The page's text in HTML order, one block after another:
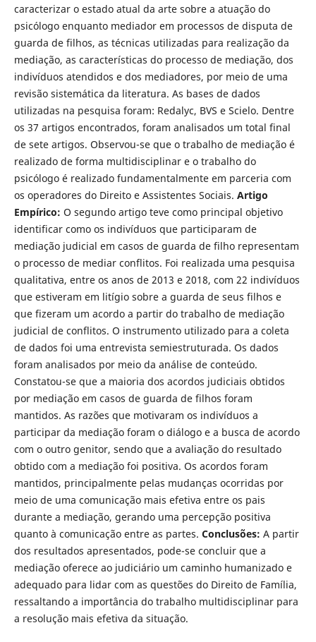
caracterizar o estado atual da arte sobre a atuação do
psicólogo enquanto mediador em processos de disputa de
guarda de filhos, as técnicas utilizadas para realização da
mediação, as características do processo de mediação, dos
indivíduos atendidos e dos mediadores, por meio de uma
revisão sistemática da literatura. As bases de dados
utilizadas na pesquisa foram: Redalyc, BVS e Scielo. Dentre
os 37 artigos encontrados, foram analisados um total final
de sete artigos. Observou-se que o trabalho de mediação é
realizado de forma multidisciplinar e o trabalho do
psicólogo é realizado fundamentalmente em parceria com
os operadores do Direito e Assistentes Sociais. Artigo
Empírico: O segundo artigo teve como principal objetivo
identificar como os indivíduos que participaram de
mediação judicial em casos de guarda de filho representam
o processo de mediar conflitos. Foi realizada uma pesquisa
qualitativa, entre os anos de 2013 e 2018, com 22 in­divíduos
que estiveram em litígio sobre a guarda de seus filhos e
que fizeram um acordo a partir do trabalho de mediação
judicial de conflitos. O instru­mento utilizado para a coleta
de dados foi uma entrevista semiestruturada. Os dados
foram analisados por meio da análise de conteúdo.
Constatou-se que a maioria dos acordos judiciais obtidos
por mediação em casos de guarda de filhos foram
mantidos. As razões que motivaram os indivíduos a
participar da mediação foram o diálogo e a busca de acordo
com o outro genitor, sendo que a avaliação do resultado
obtido com a mediação foi positiva. Os acordos foram
mantidos, principalmente pelas mudanças ocorridas por
meio de uma comunicação mais efetiva entre os pais
durante a mediação, gerando uma percepção positiva
quanto à comunicação entre as partes. Conclusões: A par­tir
dos resultados apresentados, pode-se concluir que a
mediação oferece ao judiciário um caminho humanizado e
adequado para lidar com as questões do Direito de Família,
ressaltando a importância do trabalho multidisciplinar para
a resolução mais efetiva da situação.